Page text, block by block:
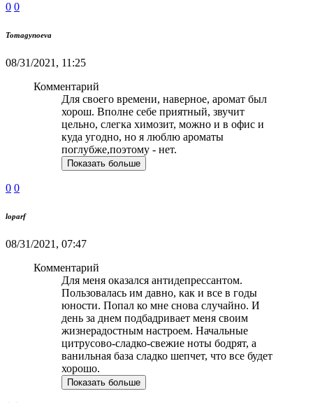
0 0
Tomagynoeva
08/31/2021, 11:25
Комментарий
Для своего времени, наверное, аромат был
хорош. Вполне себе приятный, звучит
цельно, слегка химозит, можно и в офис и
куда угодно, но я люблю ароматы
поглубже,поэтому - нет.
Показать больше
0 0
loparf
08/31/2021, 07:47
Комментарий
Для меня оказался антидепрессантом.
Пользовалась им давно, как и все в годы
юности. Попал ко мне снова случайно. И
день за днем подбадривает меня своим
жизнерадостным настроем. Начальные
цитрусово-сладко-свежие ноты бодрят, а
ванильная база сладко шепчет, что все будет
хорошо.
Показать больше